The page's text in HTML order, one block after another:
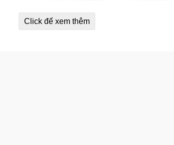
Click để xem thêm